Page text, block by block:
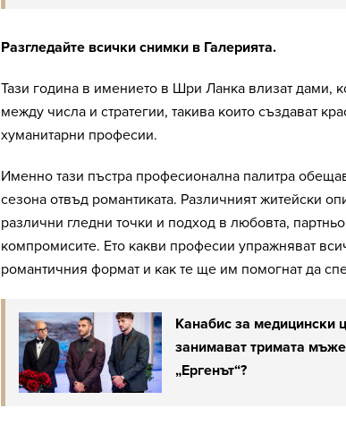
Разгледайте всички снимки в Галерията.
Тази година в имението в Шри Ланка влизат дами,
между числа и стратегии, такива които създават
хуманитарни професии.
Именно тази пъстра професионална палитра
сезона отвъд романтиката. Различният житейски
различни гледни точки и подход в любовта,
компромисите. Ето какви професии упражняват
романтичния формат и как те ще им помогнат да
Канабис за медицински
занимават тримата
„Ергенът“?